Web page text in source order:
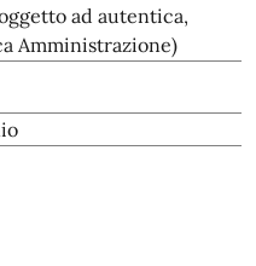
ad autentica,
Amministrazione)